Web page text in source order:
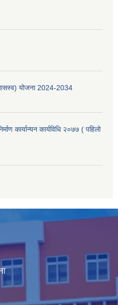
योजना 2024-2034
कार्यान्यन कार्यविधि २०७७ ( पहिलो